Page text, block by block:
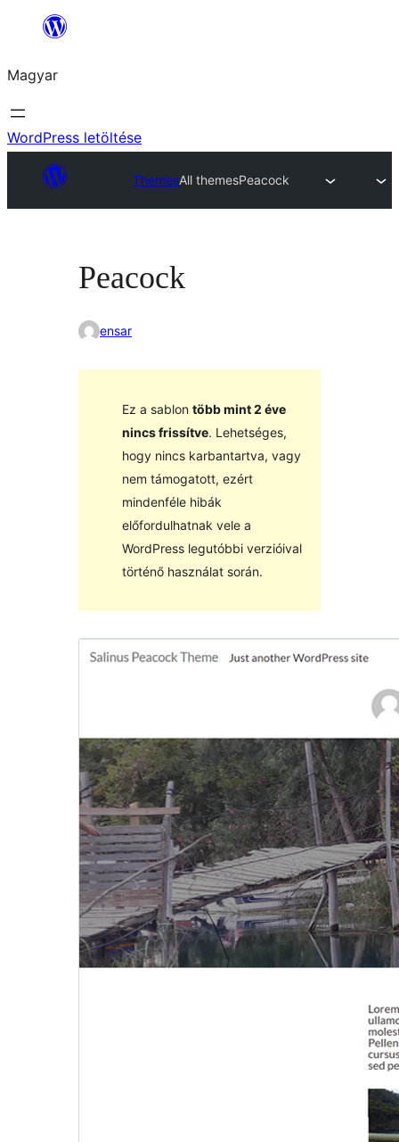
Ugrás
tartalomhoz
Magyar
WordPress letöltése
ThemesAll themesPeacock
Peacock
ensar
Ez a sablon több mint 2 éve
nincs frissítve. Lehetséges,
hogy nincs karbantartva, vagy
nem támogatott, ezért
mindenféle hibák
előfordulhatnak vele a
WordPress legutóbbi verzióival
történő használat során.